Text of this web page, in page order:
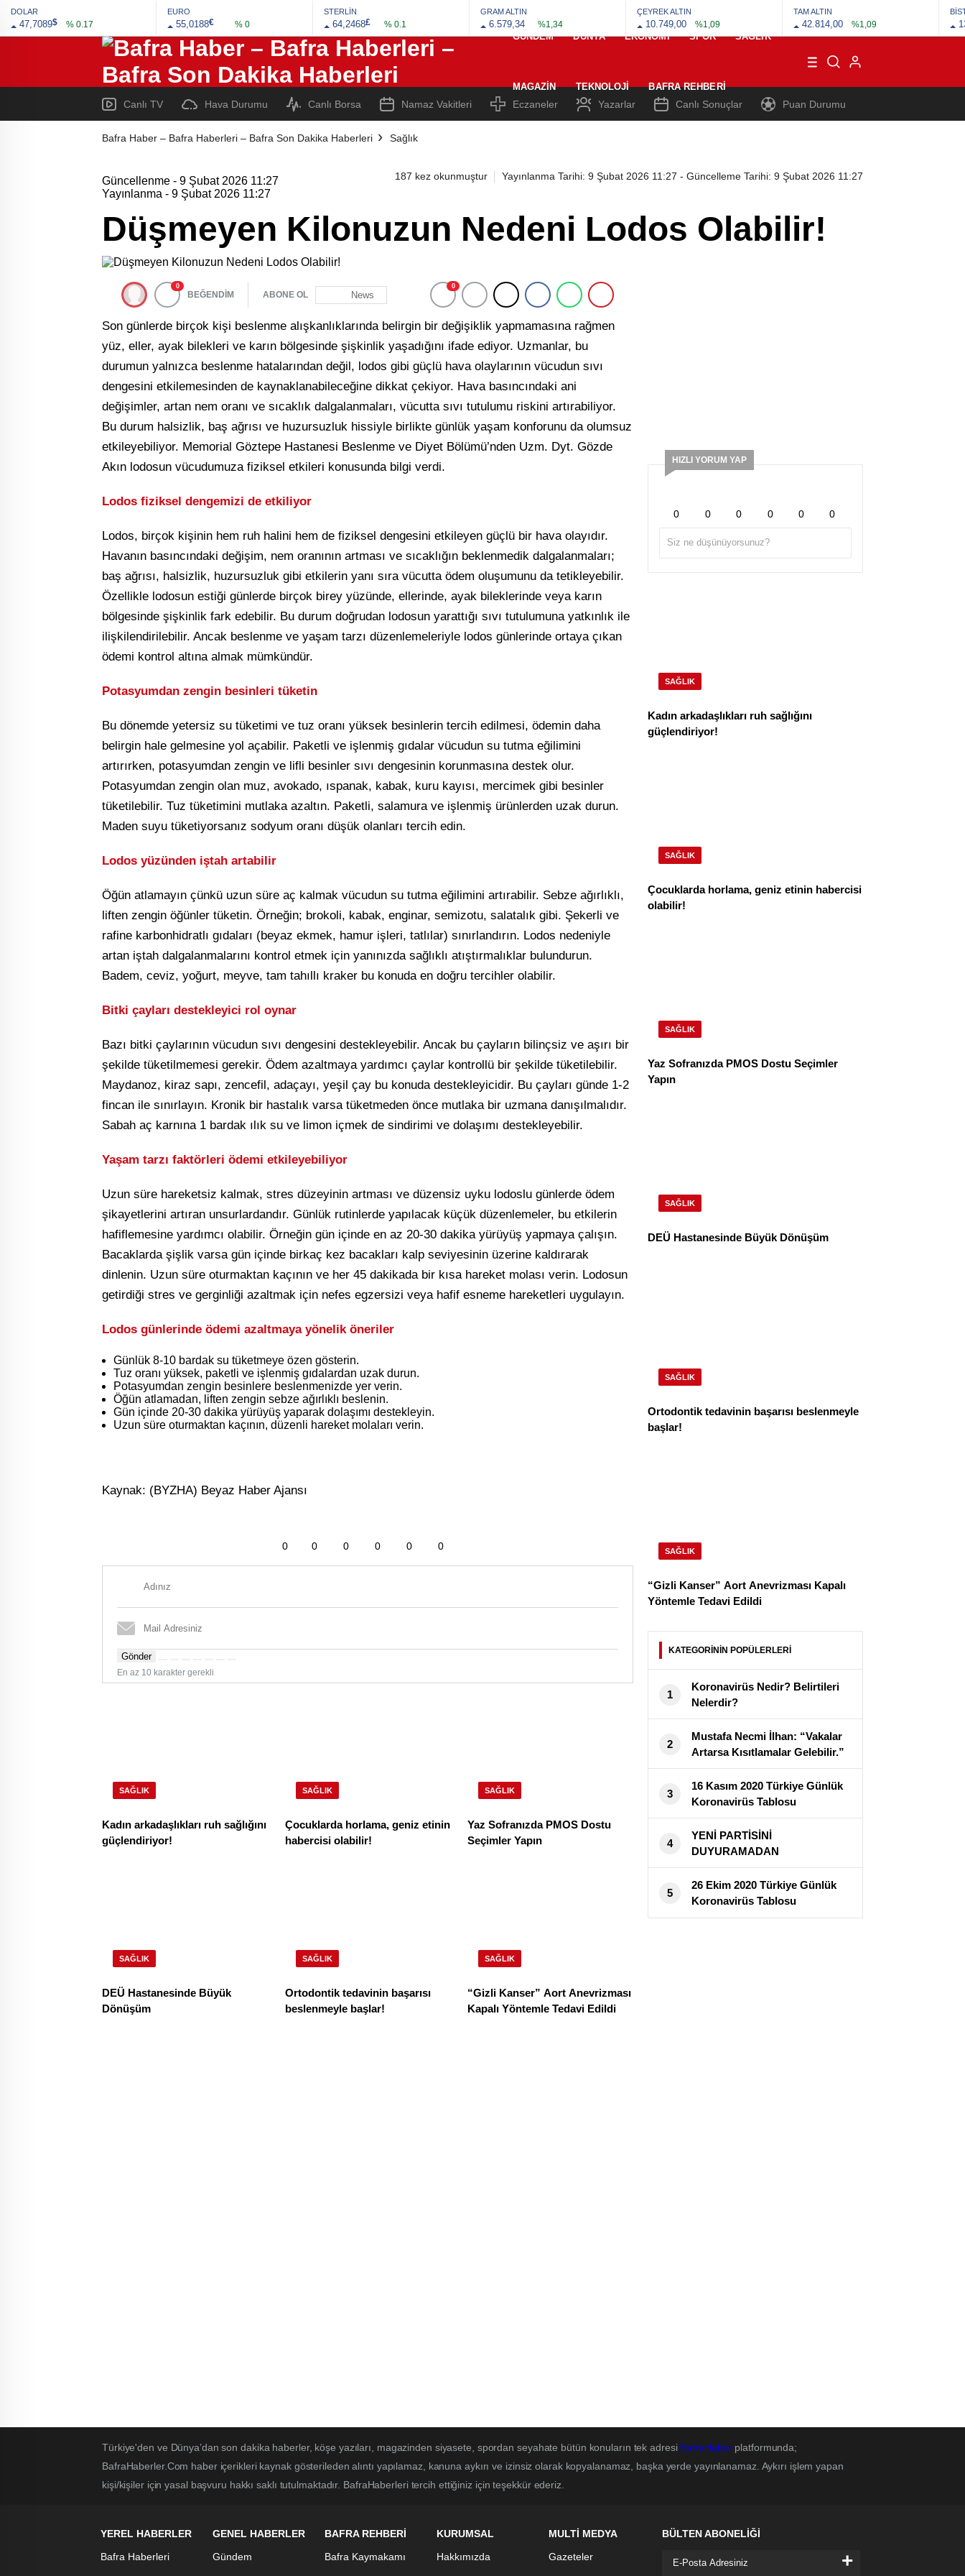
DOLAR
47,7089$ % 0.17
EURO
55,0188€ % 0
STERLİN
64,2468£ % 0.1
GRAM ALTIN
6.579,34 %1,34
ÇEYREK ALTIN
10.749,00 %1,09
TAM ALTIN
42.814,00 %1,09
GÜNDEM
DÜNYA EKONOMI SPOR SAĞLIK
MAGAZIN TEKNOLOJI BAFRA REHBERI
Canlı TV Hava Durumu Canlı Borsa Namaz Vakitleri Eczaneler Yazarlar Canlı Sonuçlar Puan Durumu
Bafra Haber – Bafra Haberleri – Bafra Son Dakika Haberleri Sağlık
187 kez okunmuştur Yayınlanma Tarihi: 9 Şubat 2026 11:27 - Güncelleme Tarihi: 9 Şubat 2026 11:27
Güncellenme - 9 Şubat 2026 11:27
Yayınlanma - 9 Şubat 2026 11:27
Düşmeyen Kilonuzun Nedeni Lodos Olabilir!
0
BEĞENDİM ABONE OL News
0
Son günlerde birçok kişi beslenme alışkanlıklarında belirgin bir değişiklik yapmamasına rağmen
yüz, eller, ayak bilekleri ve karın bölgesinde şişkinlik yaşadığını ifade ediyor. Uzmanlar, bu
durumun yalnızca beslenme hatalarından değil, lodos gibi güçlü hava olaylarının vücudun sıvı
dengesini etkilemesinden de kaynaklanabileceğine dikkat çekiyor. Hava basıncındaki ani
değişimler, artan nem oranı ve sıcaklık dalgalanmaları, vücutta sıvı tutulumu riskini artırabiliyor.
Bu durum halsizlik, baş ağrısı ve huzursuzluk hissiyle birlikte günlük yaşam konforunu da olumsuz
etkileyebiliyor. Memorial Göztepe Hastanesi Beslenme ve Diyet Bölümü’nden Uzm. Dyt. Gözde
Akın lodosun vücudumuza fiziksel etkileri konusunda bilgi verdi.
Lodos fiziksel dengemizi de etkiliyor
Lodos, birçok kişinin hem ruh halini hem de fiziksel dengesini etkileyen güçlü bir hava olayıdır.
Havanın basıncındaki değişim, nem oranının artması ve sıcaklığın beklenmedik dalgalanmaları;
baş ağrısı, halsizlik, huzursuzluk gibi etkilerin yanı sıra vücutta ödem oluşumunu da tetikleyebilir.
Özellikle lodosun estiği günlerde birçok birey yüzünde, ellerinde, ayak bileklerinde veya karın
bölgesinde şişkinlik fark edebilir. Bu durum doğrudan lodosun yarattığı sıvı tutulumuna yatkınlık ile
ilişkilendirilebilir. Ancak beslenme ve yaşam tarzı düzenlemeleriyle lodos günlerinde ortaya çıkan
ödemi kontrol altına almak mümkündür.
Potasyumdan zengin besinleri tüketin
Bu dönemde yetersiz su tüketimi ve tuz oranı yüksek besinlerin tercih edilmesi, ödemin daha
belirgin hale gelmesine yol açabilir. Paketli ve işlenmiş gıdalar vücudun su tutma eğilimini
artırırken, potasyumdan zengin ve lifli besinler sıvı dengesinin korunmasına destek olur.
Potasyumdan zengin olan muz, avokado, ıspanak, kabak, kuru kayısı, mercimek gibi besinler
tüketilebilir. Tuz tüketimini mutlaka azaltın. Paketli, salamura ve işlenmiş ürünlerden uzak durun.
Maden suyu tüketiyorsanız sodyum oranı düşük olanları tercih edin.
Lodos yüzünden iştah artabilir
Öğün atlamayın çünkü uzun süre aç kalmak vücudun su tutma eğilimini artırabilir. Sebze ağırlıklı,
liften zengin öğünler tüketin. Örneğin; brokoli, kabak, enginar, semizotu, salatalık gibi. Şekerli ve
rafine karbonhidratlı gıdaları (beyaz ekmek, hamur işleri, tatlılar) sınırlandırın. Lodos nedeniyle
artan iştah dalgalanmalarını kontrol etmek için yanınızda sağlıklı atıştırmalıklar bulundurun.
Badem, ceviz, yoğurt, meyve, tam tahıllı kraker bu konuda en doğru tercihler olabilir.
Bitki çayları destekleyici rol oynar
Bazı bitki çaylarının vücudun sıvı dengesini destekleyebilir. Ancak bu çayların bilinçsiz ve aşırı bir
şekilde tüketilmemesi gerekir. Ödem azaltmaya yardımcı çaylar kontrollü bir şekilde tüketilebilir.
Maydanoz, kiraz sapı, zencefil, adaçayı, yeşil çay bu konuda destekleyicidir. Bu çayları günde 1-2
fincan ile sınırlayın. Kronik bir hastalık varsa tüketmeden önce mutlaka bir uzmana danışılmalıdır.
Sabah aç karnına 1 bardak ılık su ve limon içmek de sindirimi ve dolaşımı destekleyebilir.
Yaşam tarzı faktörleri ödemi etkileyebiliyor
Uzun süre hareketsiz kalmak, stres düzeyinin artması ve düzensiz uyku lodoslu günlerde ödem
şikayetlerini artıran unsurlardandır. Günlük rutinlerde yapılacak küçük düzenlemeler, bu etkilerin
hafiflemesine yardımcı olabilir. Örneğin gün içinde en az 20-30 dakika yürüyüş yapmaya çalışın.
Bacaklarda şişlik varsa gün içinde birkaç kez bacakları kalp seviyesinin üzerine kaldırarak
dinlenin. Uzun süre oturmaktan kaçının ve her 45 dakikada bir kısa hareket molası verin. Lodosun
getirdiği stres ve gerginliği azaltmak için nefes egzersizi veya hafif esneme hareketleri uygulayın.
Lodos günlerinde ödemi azaltmaya yönelik öneriler
Günlük 8-10 bardak su tüketmeye özen gösterin.
Tuz oranı yüksek, paketli ve işlenmiş gıdalardan uzak durun.
Potasyumdan zengin besinlere beslenmenizde yer verin.
Öğün atlamadan, liften zengin sebze ağırlıklı beslenin.
Gün içinde 20-30 dakika yürüyüş yaparak dolaşımı destekleyin.
Uzun süre oturmaktan kaçının, düzenli hareket molaları verin.
Kaynak: (BYZHA) Beyaz Haber Ajansı
0 0 0 0 0 0
Gönder
En az 10 karakter gerekli
SAĞLIK
Kadın arkadaşlıkları ruh sağlığını
güçlendiriyor!
SAĞLIK
Çocuklarda horlama, geniz etinin
habercisi olabilir!
SAĞLIK
Yaz Sofranızda PMOS Dostu
Seçimler Yapın
SAĞLIK
DEÜ Hastanesinde Büyük
Dönüşüm
SAĞLIK
Ortodontik tedavinin başarısı
beslenmeyle başlar!
SAĞLIK
“Gizli Kanser” Aort Anevrizması
Kapalı Yöntemle Tedavi Edildi
HIZLI YORUM YAP
0 0 0 0 0 0
SAĞLIK
Kadın arkadaşlıkları ruh sağlığını
güçlendiriyor!
SAĞLIK
Çocuklarda horlama, geniz etinin habercisi
olabilir!
SAĞLIK
Yaz Sofranızda PMOS Dostu Seçimler
Yapın
SAĞLIK
DEÜ Hastanesinde Büyük Dönüşüm
SAĞLIK
Ortodontik tedavinin başarısı beslenmeyle
başlar!
SAĞLIK
“Gizli Kanser” Aort Anevrizması Kapalı
Yöntemle Tedavi Edildi
KATEGORİNİN POPÜLERLERİ
1
Koronavirüs Nedir? Belirtileri
Nelerdir?
2
Mustafa Necmi İlhan: “Vakalar
Artarsa Kısıtlamalar Gelebilir.”
3
16 Kasım 2020 Türkiye Günlük
Koronavirüs Tablosu
Yayımlandı
4
YENİ PARTİSİNİ
DUYURAMADAN
CORANAVİRÜS’E YAKALANDI
!
5
26 Ekim 2020 Türkiye Günlük
Koronavirüs Tablosu
Yayımlandı
Türkiye'den ve Dünya’dan son dakika haberler, köşe yazıları, magazinden siyasete, spordan seyahate bütün konuların tek adresi BafraHaberplatformunda;
BafraHaberler.Com haber içerikleri kaynak gösterileden alıntı yapılamaz, kanuna aykırı ve izinsiz olarak kopyalanamaz, başka yerde yayınlanamaz. Aykırı işlem yapan
kişi/kişiler için yasal başvuru hakkı saklı tutulmaktadır. BafraHaberleri tercih ettiğiniz için teşekkür ederiz.
YEREL HABERLER
Bafra Haberleri
GENEL HABERLER
Gündem
BAFRA REHBERİ
Bafra Kaymakamı
KURUMSAL
Hakkımızda
MULTİ MEDYA
Gazeteler
BÜLTEN ABONELİĞİ
+